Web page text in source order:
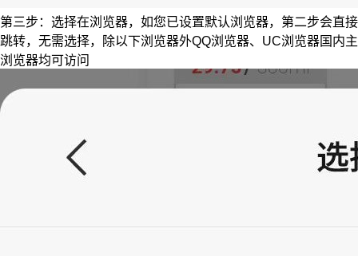
第三步：选择在浏览器，如您已设置默认浏览器，第二步会直接
跳转，无需选择，除以下浏览器外QQ浏览器、UC浏览器国内主
浏览器均可访问